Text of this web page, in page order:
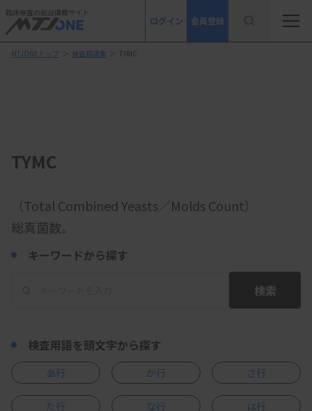
臨床検査の総合情報サイト
ログイン 会員登録
MTJONEトップ ＞ 検査用語集 ＞ TYMC
TYMC
（Total Combined Yeasts／Molds Count）
総真菌数。
キーワードから探す
検索
検査用語を頭文字から探す
あ行 か行 さ行
た行 な行 は行